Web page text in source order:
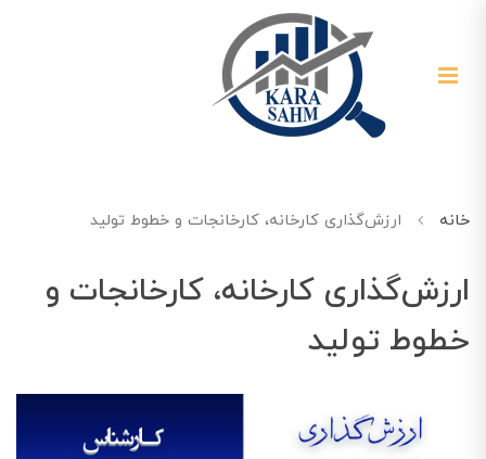
خانه ارزش‌گذاری کارخانه، کارخانجات و خطوط تولید
ارزش‌گذاری کارخانه، کارخانجات و
خطوط تولید